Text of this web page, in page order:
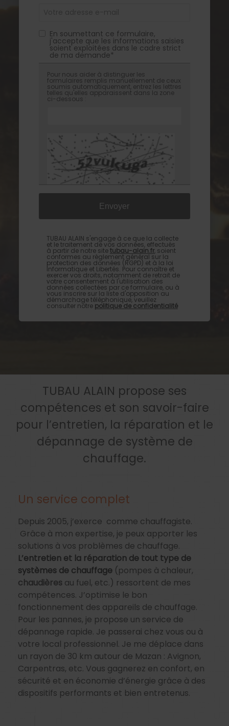
En soumettant ce formulaire,
j'accepte que les informations saisies
soient exploitées dans le cadre strict
de ma demande*
Pour nous aider à distinguer les
formulaires remplis manuellement de ceux
soumis automatiquement, entrez les lettres
telles qu'elles apparaissent dans la zone
ci-dessous :
TUBAU ALAIN s'engage à ce que la collecte
et le traitement de vos données, effectués
à partir de notre sitetubau-alain.fr, soient
conformes au règlement général sur la
protection des données (RGPD) et à la loi
Informatique et Libertés. Pour connaître et
exercer vos droits, notamment de retrait de
votre consentement à l'utilisation des
données collectées par ce formulaire, ou à
vous inscrire sur la liste d'opposition au
démarchage téléphonique, veuillez
consulter notre politique de confidentialité
TUBAU ALAIN propose ses
compétences et son savoir-faire
pour l’entretien, la réparation et le
dépannage de système de
chauffage.
Un service complet
Depuis 2005, j’exerce comme chauffagiste.
Grâce à mon expertise, je peux apporter les
solutions à vos problèmes de chauffage.
L’entretien et la réparation de tout type de
systèmes de chauffage (pompes à chaleur,
chaudières au fuel, etc.) ressortent de mes
compétences. J’optimise le bon
fonctionnement des appareils de chauffage.
Pour les pannes, je propose un service de
dépannage rapide. Je passerai chez vous ou à
votre local professionnel. Je me déplace dans
un rayon de 30 km autour de Mazan : Avignon,
Carpentras, etc. Vous gagnerez en confort, en
sécurité et en économie d’énergie grâce à des
dispositifs performants et bien entretenus.